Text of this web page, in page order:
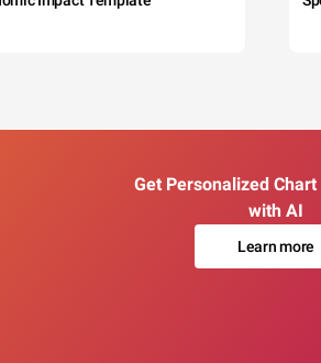
Get Personalized
with AI
Learn more